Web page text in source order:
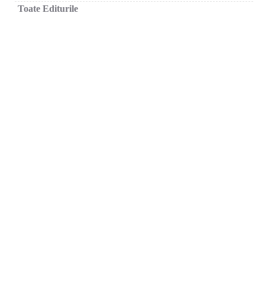
Toate Editurile